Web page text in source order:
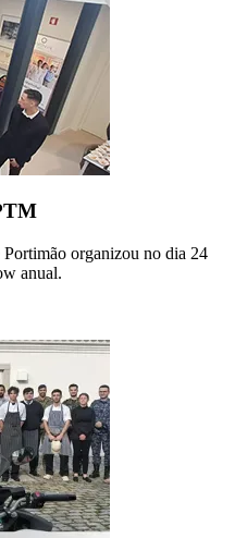
organizou no dia 24
anual.